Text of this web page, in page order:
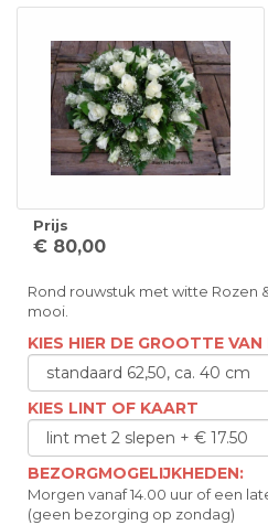
Prijs
€ 80,00
Rond rouwstuk met witte Rozen
mooi.
KIES HIER DE GROOTTE
KIES LINT OF KAART
BEZORGMOGELIJKHEDEN:
Morgen vanaf 14.00 uur of een
(geen bezorging op zondag)